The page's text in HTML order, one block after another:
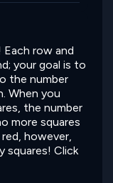
row and
your goal is to
the number
When you
the number
more squares
however,
squares! Click